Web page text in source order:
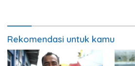
Rekomendasi untuk kamu